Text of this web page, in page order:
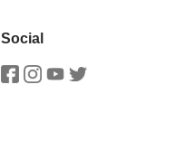
Social
Facebook
Instagram
Youtube